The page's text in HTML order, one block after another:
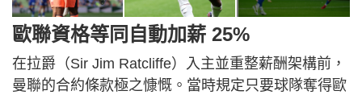
歐聯資格等同自動加薪 25%
在拉爵（Sir Jim Ratcliffe）入主並重整薪酬架構前，
曼聯的合約條款極之慷慨。當時規定只要球隊奪得歐